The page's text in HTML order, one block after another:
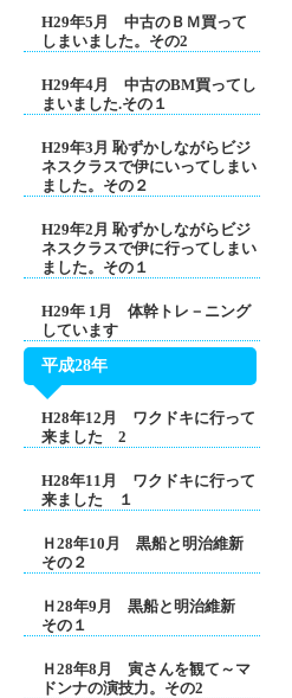
H29年5月 中古のＢＭ買って
しまいました。その2
H29年4月 中古のBM買ってし
まいました.その１
H29年3月 恥ずかしながらビジ
ネスクラスで伊にいってしまい
ました。その２
H29年2月 恥ずかしながらビジ
ネスクラスで伊に行ってしまい
ました。その１
H29年 1月 体幹トレ－ニング
しています
平成28年
H28年12月 ワクドキに行って
来ました 2
H28年11月 ワクドキに行って
来ました １
Ｈ28年10月 黒船と明治維新
その２
Ｈ28年9月 黒船と明治維新
その１
Ｈ28年8月 寅さんを観て～マ
ドンナの演技力。その2